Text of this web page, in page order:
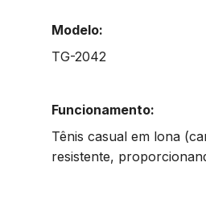
Modelo:
TG-2042
Funcionamento:
Tênis casual em lona
resistente,